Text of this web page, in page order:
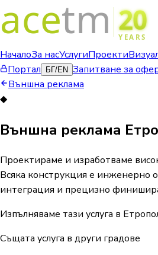
НачалоЗа насУслугиПроекти
Портал
БГ/EN
Запитване за
Външна реклама
◆
Външна реклама
Проектираме и изработваме
Всяка конструкция е инженерно
интеграция и прецизно
Изпълняваме тази услуга в
Същата услуга в други градове